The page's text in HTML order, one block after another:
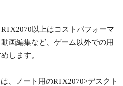
以上はコストパフォーマ
画編集など、ゲーム以外での用
します。
、ノート用のRTX2070>デスクト